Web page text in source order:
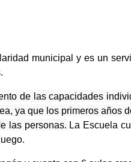
municipal y es un
de las capacidades
ya que los primeros años
las personas. La Escuela